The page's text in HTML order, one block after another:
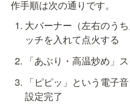
作手順は次の通りです。
大バーナー（左右のう
ッチを入れて点火する
「あぶり・高温炒め」
「ピピッ」という電子
設定完了